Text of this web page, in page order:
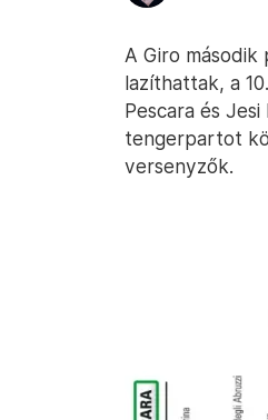
A Giro
lazíthattak, a
Pescara és
tengerpartot
versenyzők.